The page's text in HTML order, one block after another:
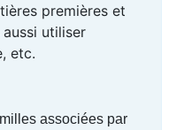
premières et
utiliser
etc.
associées par